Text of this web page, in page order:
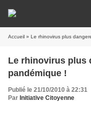
Accueil » Le rhinovirus plus
Le rhinovirus plus
pandémique !
Publié le 21/10/2010 à 22:31
Par Initiative Citoyenne